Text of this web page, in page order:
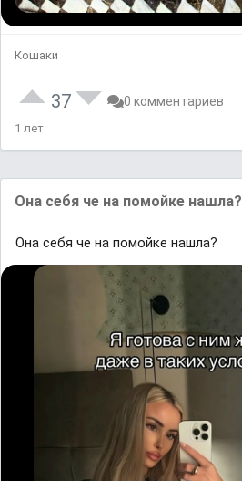
Кошаки
37 0 комментариев
1 лет
Она себя че на помойке нашла?
Она себя че на помойке нашла?